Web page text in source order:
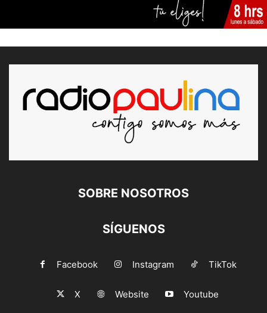
SOBRE NOSOTROS
SÍGUENOS
Facebook Instagram TikTok
X Website Youtube